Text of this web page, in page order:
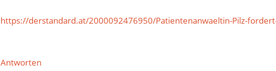
https://derstandard.at/2000092476950/Patientenanwaeltin-Pilz-
Antworten